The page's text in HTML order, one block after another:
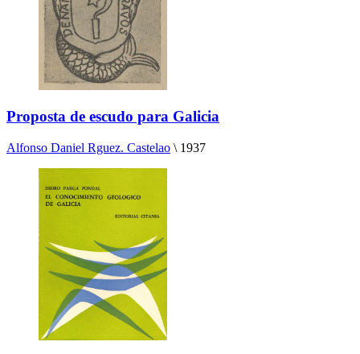
Proposta de escudo para Galicia
Alfonso Daniel Rguez. Castelao \ 1937